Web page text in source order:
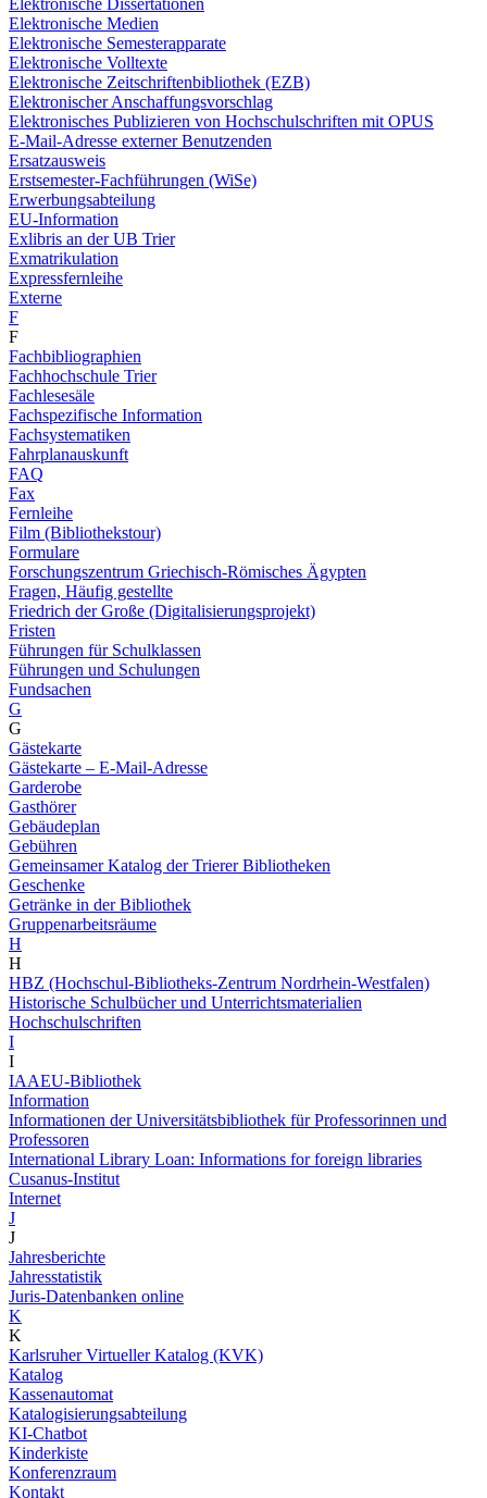
Elektronische Dissertationen
Elektronische Medien
Elektronische Semesterapparate
Elektronische Volltexte
Elektronische Zeitschriftenbibliothek (EZB)
Elektronischer Anschaffungsvorschlag
Elektronisches Publizieren von Hochschulschriften mit OPUS
E-Mail-Adresse externer Benutzenden
Ersatzausweis
Erstsemester-Fachführungen (WiSe)
Erwerbungsabteilung
EU-Information
Exlibris an der UB Trier
Exmatrikulation
Expressfernleihe
Externe
F
F
Fachbibliographien
Fachhochschule Trier
Fachlesesäle
Fachspezifische Information
Fachsystematiken
Fahrplanauskunft
FAQ
Fax
Fernleihe
Film (Bibliothekstour)
Formulare
Forschungszentrum Griechisch-Römisches Ägypten
Fragen, Häufig gestellte
Friedrich der Große (Digitalisierungsprojekt)
Fristen
Führungen für Schulklassen
Führungen und Schulungen
Fundsachen
G
G
Gästekarte
Gästekarte – E-Mail-Adresse
Garderobe
Gasthörer
Gebäudeplan
Gebühren
Gemeinsamer Katalog der Trierer Bibliotheken
Geschenke
Getränke in der Bibliothek
Gruppenarbeitsräume
H
H
HBZ (Hochschul-Bibliotheks-Zentrum Nordrhein-Westfalen)
Historische Schulbücher und Unterrichtsmaterialien
Hochschulschriften
I
I
IAAEU-Bibliothek
Information
Informationen der Universitätsbibliothek für Professorinnen und
Professoren
International Library Loan: Informations for foreign libraries
Cusanus-Institut
Internet
J
J
Jahresberichte
Jahresstatistik
Juris-Datenbanken online
K
K
Karlsruher Virtueller Katalog (KVK)
Katalog
Kassenautomat
Katalogisierungsabteilung
KI-Chatbot
Kinderkiste
Konferenzraum
Kontakt